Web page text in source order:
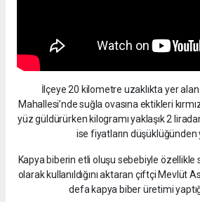
İlçeye 20 kilometre uzaklıkta yer
Mahallesi’nde suğla ovasına ektikleri
yüz güldürürken kilogramı yaklaşık 2
ise fiyatların düşüklüğünden
Kapya biberin etli oluşu sebebiyle özellikle
olarak kullanıldığını aktaran çiftçi Mevlüt
defa kapya biber üretimi